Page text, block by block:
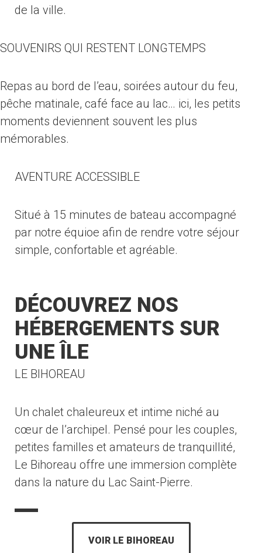
de la ville.
SOUVENIRS QUI RESTENT LONGTEMPS
Repas au bord de l’eau, soirées autour du feu,
pêche matinale, café face au lac… ici, les petits
moments deviennent souvent les plus
mémorables.
AVENTURE ACCESSIBLE
Situé à 15 minutes de bateau accompagné
par notre équioe afin de rendre votre séjour
simple, confortable et agréable.
DÉCOUVREZ NOS
HÉBERGEMENTS SUR
UNE ÎLE
LE BIHOREAU
Un chalet chaleureux et intime niché au
cœur de l’archipel. Pensé pour les couples,
petites familles et amateurs de tranquillité,
Le Bihoreau offre une immersion complète
dans la nature du Lac Saint-Pierre.
VOIR LE BIHOREAU